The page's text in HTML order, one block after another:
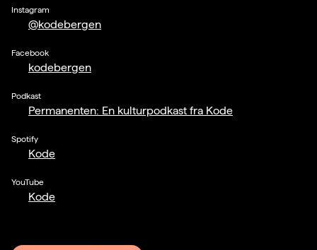
Instagram
@kodebergen
Facebook
kodebergen
Podkast
Permanenten: En kulturpodkast fra Kode
Spotify
Kode
YouTube
Kode